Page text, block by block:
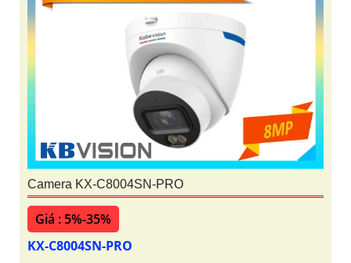
Camera KX-C8004SN-PRO
Giá : 5%-35%
KX-C8004SN-PRO